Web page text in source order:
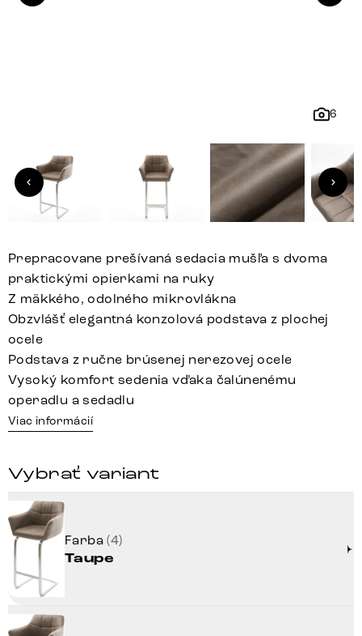
6
Prepracovane prešívaná sedacia mušľa s dvoma
praktickými opierkami na ruky
Z mäkkého, odolného mikrovlákna
Obzvlášť elegantná konzolová podstava z plochej
ocele
Podstava z ručne brúsenej nerezovej ocele
Vysoký komfort sedenia vďaka čalúnenému
operadlu a sedadlu
Viac informácií
Vybrať variant
Farba(4)
Taupe